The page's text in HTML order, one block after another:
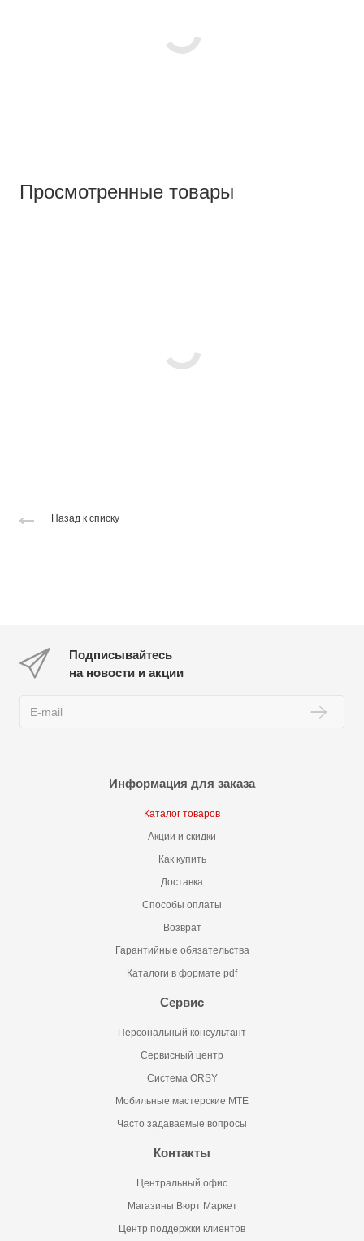
Просмотренные товары
Назад к списку
Подписывайтесь
на новости и акции
Информация для заказа
Каталог товаров
Акции и скидки
Как купить
Доставка
Способы оплаты
Возврат
Гарантийные обязательства
Каталоги в формате pdf
Сервис
Персональный консультант
Сервисный центр
Система ORSY
Мобильные мастерские MTE
Часто задаваемые вопросы
Контакты
Центральный офис
Магазины Вюрт Маркет
Центр поддержки клиентов